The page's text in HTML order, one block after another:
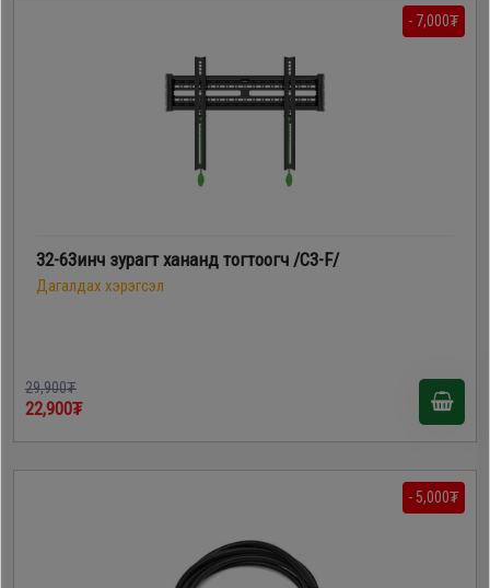
- 7,000₮
32-63инч зурагт хананд тогтоогч /C3-F/
Дагалдах хэрэгсэл
29,900₮
22,900₮
- 5,000₮